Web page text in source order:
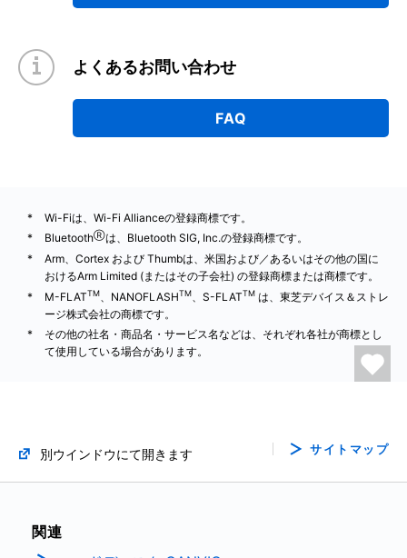
よくあるお問い合わせ
FAQ
Wi-Fiは、Wi-Fi Allianceの登録商標です。
BluetoothⓇは、Bluetooth SIG, Inc.の登録商標です。
Arm、Cortex および Thumbは、米国および／あるいはその他の国に
おけるArm Limited (またはその子会社) の登録商標または商標です。
M-FLATTM 、NANOFLASHTM 、S-FLATTM は、東芝デバイス＆ストレ
ージ株式会社の商標です。
その他の社名・商品名・サービス名などは、それぞれ各社が商標とし
て使用している場合があります。
別ウインドウにて開きます サイトマップ
関連